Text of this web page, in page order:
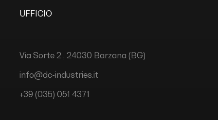
UFFICIO
Via Sorte 2 , 24030 Barzana (BG)
info@dc-industries.it
+39 (035) 051 4371